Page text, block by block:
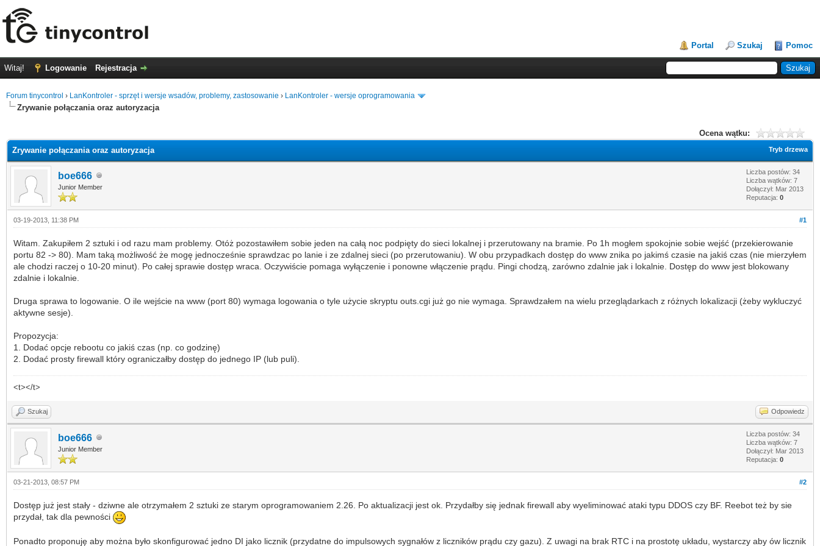
Portal Szukaj Pomoc
Witaj! Logowanie Rejestracja
Forum tinycontrol › LanKontroler - sprzęt i wersje wsadów, problemy, zastosowanie › LanKontroler - wersje oprogramowania
Zrywanie połączania oraz autoryzacja
Ocena wątku:
Tryb drzewa
Zrywanie połączania oraz autoryzacja
boe666
Junior Member
Liczba postów: 34
Liczba wątków: 7
Dołączył: Mar 2013
Reputacja: 0
#1
03-19-2013, 11:38 PM
Witam. Zakupiłem 2 sztuki i od razu mam problemy. Otóż pozostawiłem sobie jeden na całą noc podpięty do sieci lokalnej i przerutowany na bramie. Po 1h mogłem spokojnie sobie wejść (przekierowanie
portu 82 -> 80). Mam taką możliwość że mogę jednocześnie sprawdzac po lanie i ze zdalnej sieci (po przerutowaniu). W obu przypadkach dostęp do www znika po jakimś czasie na jakiś czas (nie mierzyłem
ale chodzi raczej o 10-20 minut). Po całej sprawie dostęp wraca. Oczywiście pomaga wyłączenie i ponowne włączenie prądu. Pingi chodzą, zarówno zdalnie jak i lokalnie. Dostęp do www jest blokowany
zdalnie i lokalnie.
Druga sprawa to logowanie. O ile wejście na www (port 80) wymaga logowania o tyle użycie skryptu outs.cgi już go nie wymaga. Sprawdzałem na wielu przeglądarkach z różnych lokalizacji (żeby wykluczyć
aktywne sesje).
Propozycja:
1. Dodać opcje rebootu co jakiś czas (np. co godzinę)
2. Dodać prosty firewall który ograniczałby dostęp do jednego IP (lub puli).
<t></t>
Szukaj Odpowiedz
boe666
Junior Member
Liczba postów: 34
Liczba wątków: 7
Dołączył: Mar 2013
Reputacja: 0
#2
03-21-2013, 08:57 PM
Dostęp już jest stały - dziwne ale otrzymałem 2 sztuki ze starym oprogramowaniem 2.26. Po aktualizacji jest ok. Przydałby się jednak firewall aby wyeliminować ataki typu DDOS czy BF. Reebot też by sie
przydał, tak dla pewności
Ponadto proponuję aby można było skonfigurować jedno DI jako licznik (przydatne do impulsowych sygnałów z liczników prądu czy gazu). Z uwagi na brak RTC i na prostotę układu, wystarczy aby ów licznik